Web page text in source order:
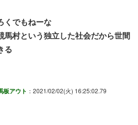
くでもねーな
馬村という独立した社会だから世間
る
板アウト ：2021/02/02(火) 16:25:02.79